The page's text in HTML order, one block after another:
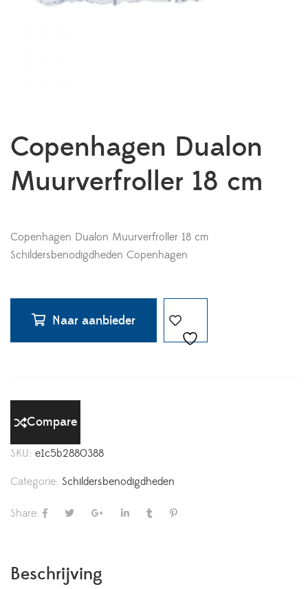
Copenhagen Dualon
Muurverfroller 18 cm
Copenhagen Dualon Muurverfroller 18 cm
Schildersbenodigdheden Copenhagen
Naar aanbieder
Compare
SKU: e1c5b2880388
Categorie: Schildersbenodigdheden
Share:
Beschrijving